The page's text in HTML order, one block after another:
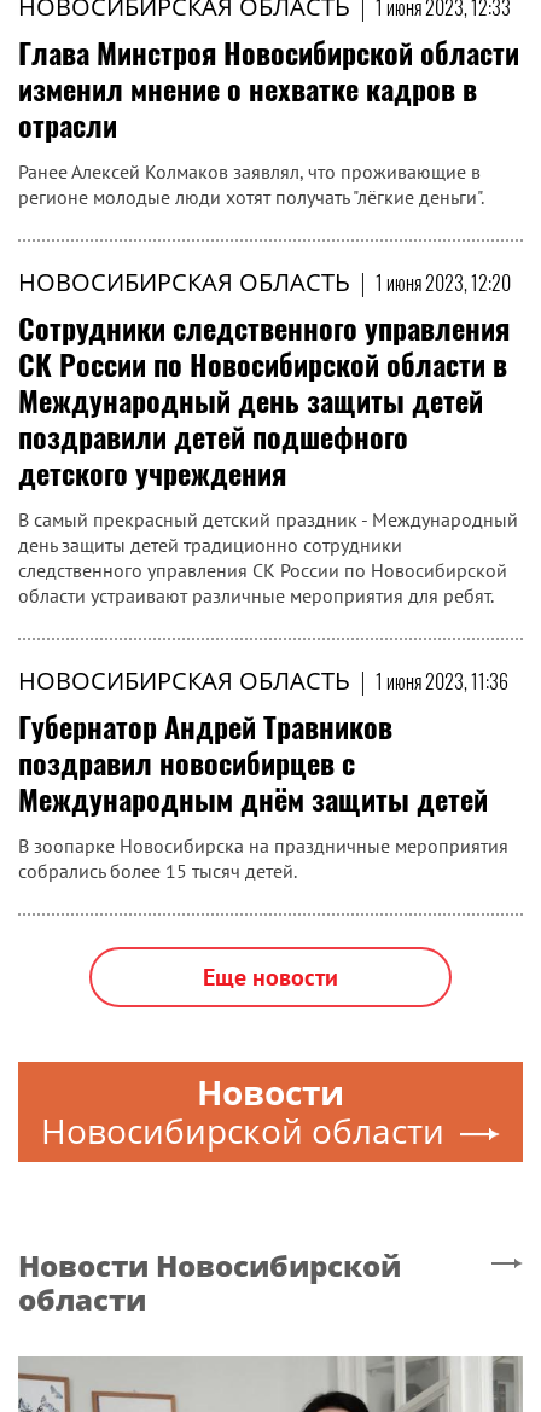
НОВОСИБИРСКАЯ ОБЛАСТЬ 1 июня 2023, 12:33
Глава Минстроя Новосибирской области
изменил мнение о нехватке кадров в
отрасли
Ранее Алексей Колмаков заявлял, что проживающие в
регионе молодые люди хотят получать "лёгкие деньги".
НОВОСИБИРСКАЯ ОБЛАСТЬ | 1 июня 2023, 12:20
Сотрудники следственного управления
СК России по Новосибирской области в
Международный день защиты детей
поздравили детей подшефного
детского учреждения
В самый прекрасный детский праздник - Международный
день защиты детей традиционно сотрудники
следственного управления СК России по Новосибирской
области устраивают различные мероприятия для ребят.
НОВОСИБИРСКАЯ ОБЛАСТЬ | 1 июня 2023, 11:36
Губернатор Андрей Травников
поздравил новосибирцев с
Международным днём защиты детей
В зоопарке Новосибирска на праздничные мероприятия
собрались более 15 тысяч детей.
Еще новости
Новости
Новосибирской области
Новости Новосибирской
области